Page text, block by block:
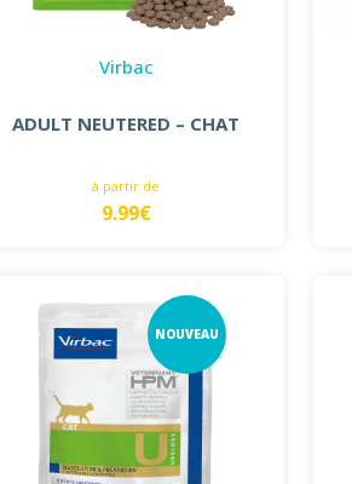
Virbac
ADULT NEUTERED – CHAT
à partir de
9.99€
NOUVEAU